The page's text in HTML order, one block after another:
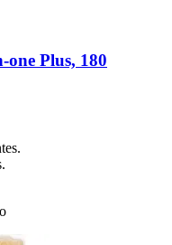
​one Plus, 180